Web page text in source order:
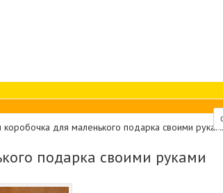
для маленького подарка своими
подарка своими руками